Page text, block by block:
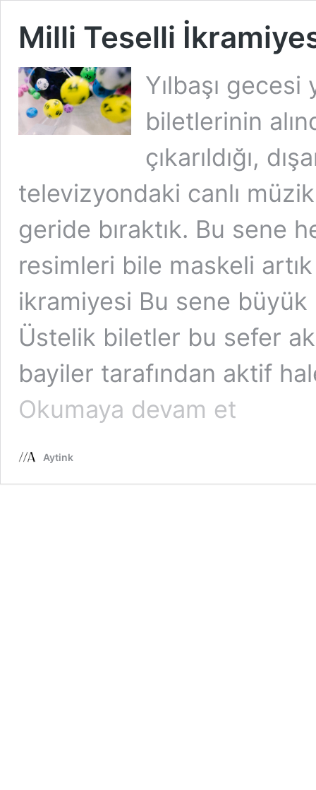
Milli Teselli
Yılbaşı gecesi
biletlerinin
çıkarıldığı,
televizyondaki canlı
geride bıraktık. Bu sene
resimleri bile maskeli
ikramiyesi Bu sene
Üstelik biletler bu sefer
bayiler tarafından aktif
Okumaya devam et
Aytink